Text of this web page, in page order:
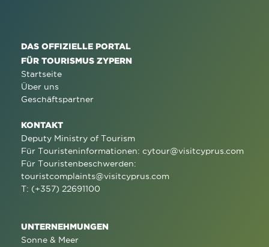
DAS OFFIZIELLE PORTAL
FÜR TOURISMUS ZYPERN
Startseite
Über uns
Geschäftspartner
KONTAKT
Deputy Ministry of Tourism
Für Touristeninformationen: cytour@visitcyprus.com
Für Touristenbeschwerden:
touristcomplaints@visitcyprus.com
T: (+357) 22691100
UNTERNEHMUNGEN
Sonne & Meer